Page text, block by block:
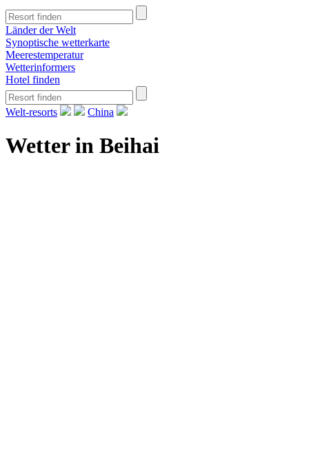
Länder der Welt
Synoptische wetterkarte
Meerestemperatur
Wetterinformers
Hotel finden
Welt-resorts China
Wetter in Beihai